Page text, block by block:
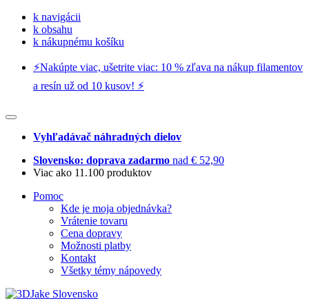
k navigácii
k obsahu
k nákupnému košíku
⚡️Nakúpte viac, ušetrite viac: 10 % zľava na nákup filamentov
a resín už od 10 kusov! ⚡️
Vyhľadávač náhradných dielov
Slovensko: doprava zadarmo nad € 52,90
Viac ako 11.100 produktov
Pomoc
Kde je moja objednávka?
Vrátenie tovaru
Cena dopravy
Možnosti platby
Kontakt
Všetky témy nápovedy